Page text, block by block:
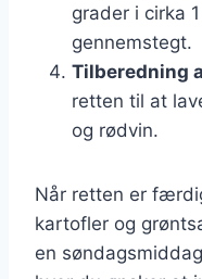
grader i cirka
gennemstegt.
Tilberedning
retten til at
og rødvin.
Når retten er
kartofler og
en